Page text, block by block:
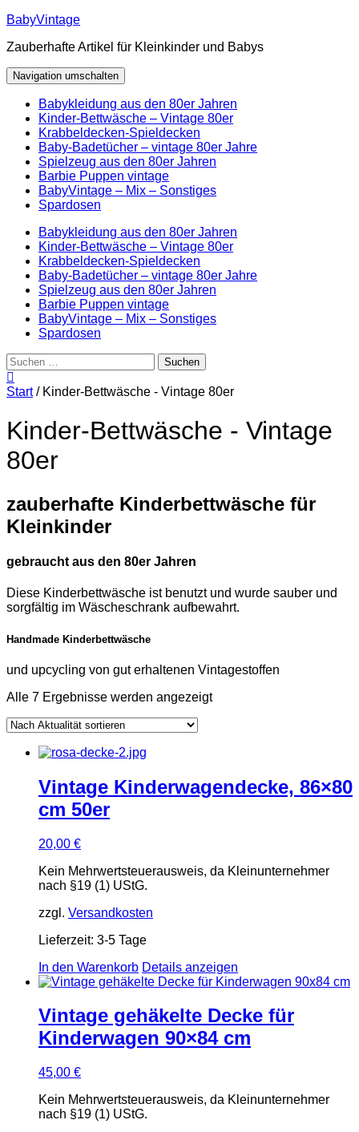
Zum
springen
BabyVintage
Zauberhafte Artikel für Kleinkinder und Babys
Navigation umschalten
Babykleidung aus den 80er Jahren
Kinder-Bettwäsche – Vintage 80er
Krabbeldecken-Spieldecken
Baby-Badetücher – vintage 80er Jahre
Spielzeug aus den 80er Jahren
Barbie Puppen vintage
BabyVintage – Mix – Sonstiges
Spardosen
Babykleidung aus den 80er Jahren
Kinder-Bettwäsche – Vintage 80er
Krabbeldecken-Spieldecken
Baby-Badetücher – vintage 80er Jahre
Spielzeug aus den 80er Jahren
Barbie Puppen vintage
BabyVintage – Mix – Sonstiges
Spardosen
Suchen
nach:
Start/ Kinder-Bettwäsche - Vintage 80er
Kinder-Bettwäsche - Vintage
80er
zauberhafte Kinderbettwäsche für
Kleinkinder
gebraucht aus den 80er Jahren
Diese Kinderbettwäsche ist benutzt und wurde sauber und
sorgfältig im Wäscheschrank aufbewahrt.
Handmade Kinderbettwäsche
und upcycling von gut erhaltenen Vintagestoffen
Alle 7 Ergebnisse werden angezeigtNach
Vintage Kinderwagendecke, 86×80
cm 50er
20,00 €
Kein Mehrwertsteuerausweis, da Kleinunternehmer
nach §19 (1) UStG.
zzgl. Versandkosten
Lieferzeit: 3-5 Tage
In den Warenkorb Details anzeigen
Vintage gehäkelte Decke für
Kinderwagen 90×84 cm
45,00 €
Kein Mehrwertsteuerausweis, da Kleinunternehmer
nach §19 (1) UStG.